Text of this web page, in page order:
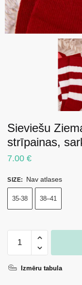
Sieviešu
strīpainas,
7.00 €
SIZE: Nav atlases
35-38 38–41
Ziemassvētku
strīpainas,
Izmēru tabula